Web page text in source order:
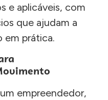
e aplicáveis, com
que ajudam a
em prática.
empreendedor,